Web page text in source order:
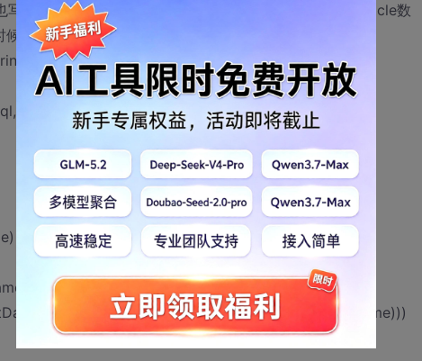
过在Sql server 中通用的增删改查类，但现在要用到oracle数
会报错。代码如下：
sql, params OracleParameter[] values)
OracleConn);
= userName";
new OracleParameter("userName", name)))